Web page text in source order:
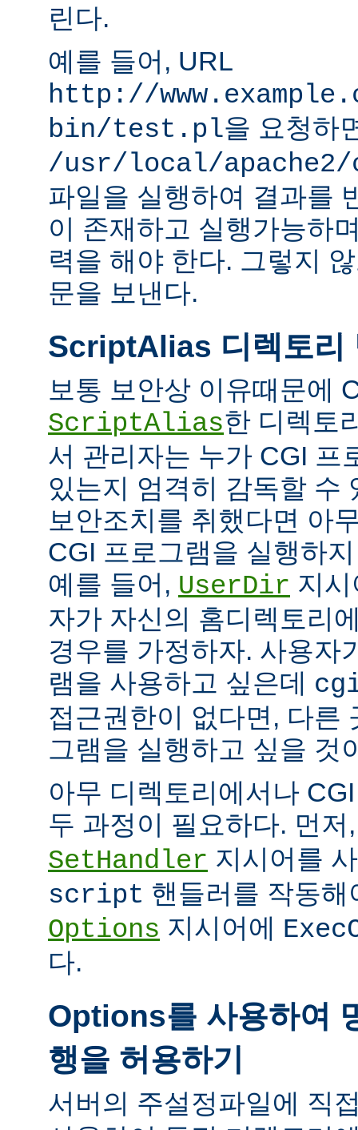
린다.
예를 들어, URL
http://
bin/test.pl을 요청하
/usr/local/
파일을 실행하여 결과를
이 존재하고 실행가능하
력을 해야 한다. 그렇지
문을 보낸다.
ScriptAlias 디렉토리
보통 보안상 이유때문에
ScriptAlias한 디렉토
서 관리자는 누가 CGI 프
있는지 엄격히 감독할 수
보안조치를 취했다면 아
CGI 프로그램을 실행하
예를 들어, UserDir 지
자가 자신의 홈디렉토리
경우를 가정하자. 사용자
램을 사용하고 싶은데
접근권한이 없다면, 다른
그램을 실행하고 싶을 것
아무 디렉토리에서나
두 과정이 필요하다. 먼
SetHandler 지시어를
script 핸들러를 작동
Options 지시어에
다.
Options를 사용하여
행을 허용하기
서버의 주설정파일에 직